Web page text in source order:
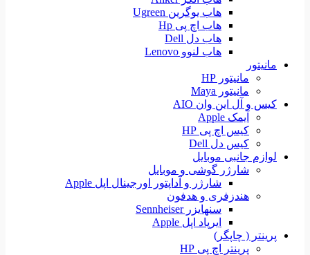
هاب یوگرین Ugreen
هاب اچ پی Hp
هاب دل Dell
هاب لنوو Lenovo
مانیتور
مانیتور HP
مانیتور Maya
کیس و آل این وان AIO
آیمک Apple
کیس اچ پی HP
کیس دل Dell
لوازم جانبی موبایل
شارژر گوشی و موبایل
شارژر و آداپتور اورجینال اپل Apple
هندزفری و هدفون
سنهایزر Sennheiser
ایرپاد اپل Apple
پرینتر ( چاپگر)
پرینتر اچ پی HP